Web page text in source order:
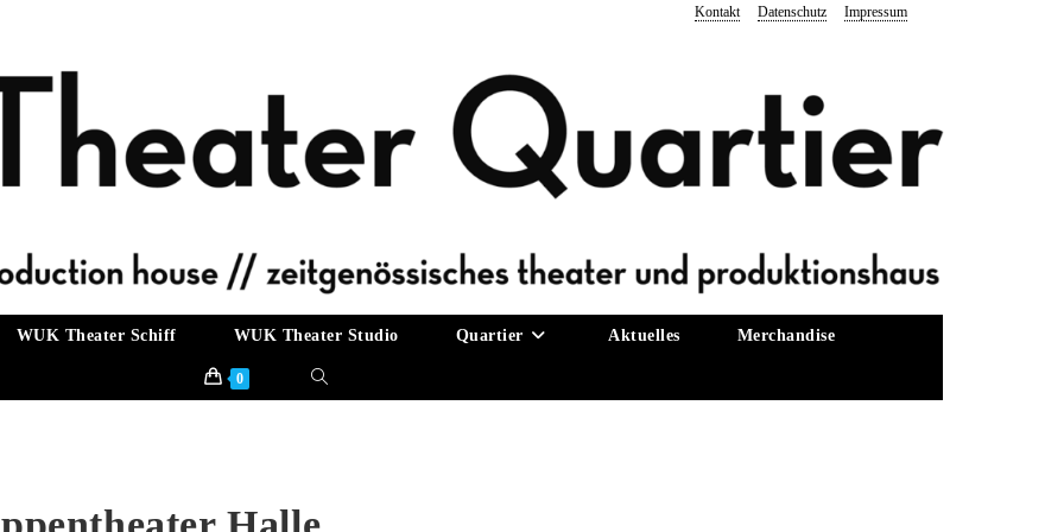
Kontakt Datenschutz Impressum
WUK Theater Schiff WUK Theater Studio Quartier Aktuelles Merchandise
0 Website-